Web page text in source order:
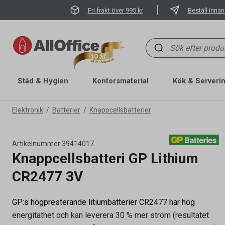
Fri frakt över 995 kr Beställ
Städ & Hygien Kontorsmaterial Kök &
Elektronik Batterier Knappcellsbatterier
Artikelnummer 39414017
Knappcellsbatteri GP Lithium
CR2477 3V
GP:s högpresterande litiumbatterier CR2477 har hög
energitäthet och kan leverera 30 % mer ström (resultatet